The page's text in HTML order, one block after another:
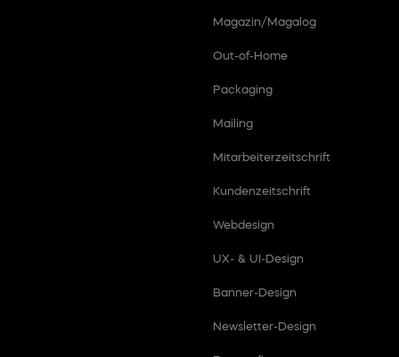
Magazin/Magalog
Out-of-Home
Packaging
Mailing
Mitarbeiterzeitschrift
Kundenzeitschrift
Webdesign
UX- & UI-Design
Banner-Design
Newsletter-Design